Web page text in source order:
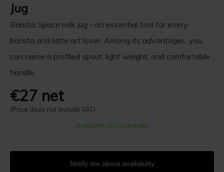
Jug
Barista Space milk jug - an essential tool for every
barista and latte art lover. Among its advantages, you
can name a profiled spout, light weight, and comfortable
handle.
€27 net
(Price does not include VAT)
Available on backorder
Notify me about availability